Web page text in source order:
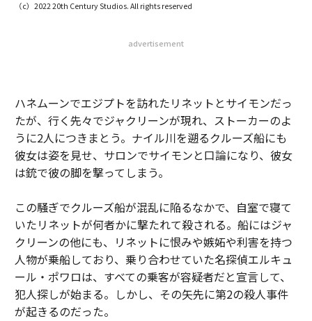
（c）2022 20th Century Studios. All rights reserved
advertisement
ハネムーンでエジプトを訪れたリネットとサイモンだっ
たが、行く先々でジャクリーンが現れ、ストーカーのよ
うに2人につきまとう。ナイル川を遡るクルーズ船にも
彼女は姿を見せ、サロンでサイモンと口論になり、彼女
は銃で彼の脚を撃ってしまう。
この騒ぎでクルーズ船が混乱に陥るなかで、自室で寝て
いたリネットが何者かに撃たれて殺される。船にはジャ
クリーンの他にも、リネットに恨みや嫉妬や利害を持つ
人物が乗船しており、乗り合わせていた名探偵エルキュ
ール・ポワロは、すべての乗客が容疑者だと宣言して、
犯人探しが始まる。しかし、その矢先に第2の殺人事件
が起きるのだった。